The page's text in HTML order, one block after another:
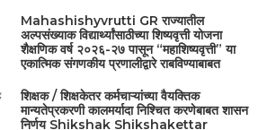
Mahashishyvrutti GR राज्यातील
अल्पसंख्याक विद्यार्थ्यांसाठीच्या शिष्यवृत्ती योजना
शैक्षणिक वर्ष २०२६-२७ पासून “महाशिष्यवृत्ती” या
एकात्मिक संगणकीय प्रणालीद्वारे राबविण्याबाबत
शिक्षक / शिक्षकेतर कर्मचाऱ्यांच्या वैयक्तिक
मान्यतेप्रकरणी कालमर्यादा निश्चित करणेबाबत शासन
निर्णय Shikshak Shikshakettar